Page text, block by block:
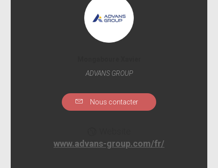
ADVANS GROUP
Nous contacter
www.advans-group.com/fr/